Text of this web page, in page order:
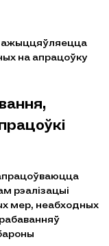
ажыццяўляецца
на апрацоўку
рэалізацыі
мер, неабходных